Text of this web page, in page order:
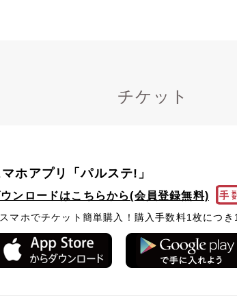
チケット
ホアプリ「パルステ!」
ンロードはこちらから(会員登録無料)
マホでチケット簡単購入！購入手数料1枚につき